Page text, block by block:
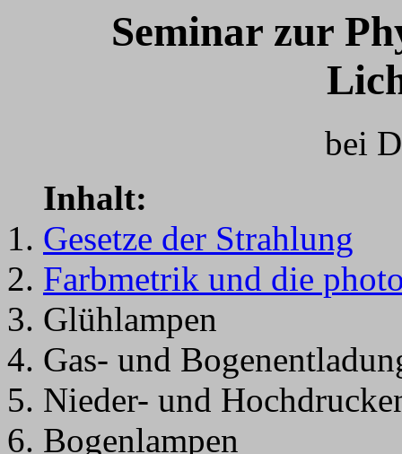
Seminar zur
bei
Inhalt:
Gesetze der Strahlung
Farbmetrik und die
Glühlampen
Gas- und
Nieder- und
Bogenlampen